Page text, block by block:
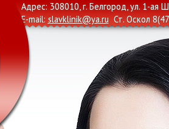
Адрес: 308010, г. Белгород, ул. 1-ая
E-mail: slavklinik@ya.ruСт. Оскол